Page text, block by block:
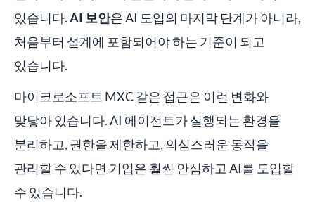
있습니다.AI 보안은 AI 도입의 마지막 단계가 아니라,
처음부터 설계에 포함되어야 하는 기준이 되고
있습니다.
마이크로소프트 MXC 같은 접근은 이런 변화와
맞닿아 있습니다. AI 에이전트가 실행되는 환경을
분리하고, 권한을 제한하고, 의심스러운 동작을
관리할 수 있다면 기업은 훨씬 안심하고 AI를 도입할
수 있습니다.